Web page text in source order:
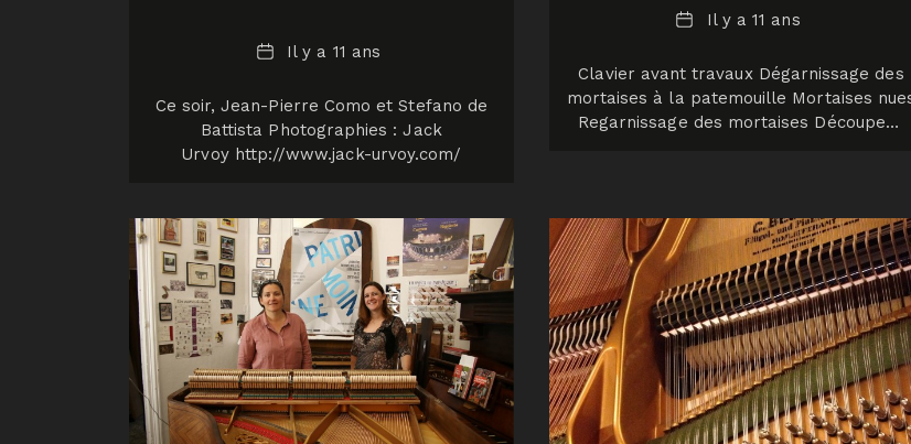
DateIl y a 11 ans
Ce soir, Jean-Pierre Como et Stefano de
Battista Photographies : Jack
Urvoy http://www.jack-urvoy.com/
DateIl y a 11 ans
Clavier avant travaux Dégarnissage des
mortaises à la patemouille Mortaises
Regarnissage des mortaises Découpe…